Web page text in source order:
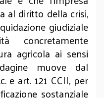
al diritto della crisi,
giudiziale
concretamente
agricola ai sensi
muove dal
e art. 121 CCII, per
sostanziale